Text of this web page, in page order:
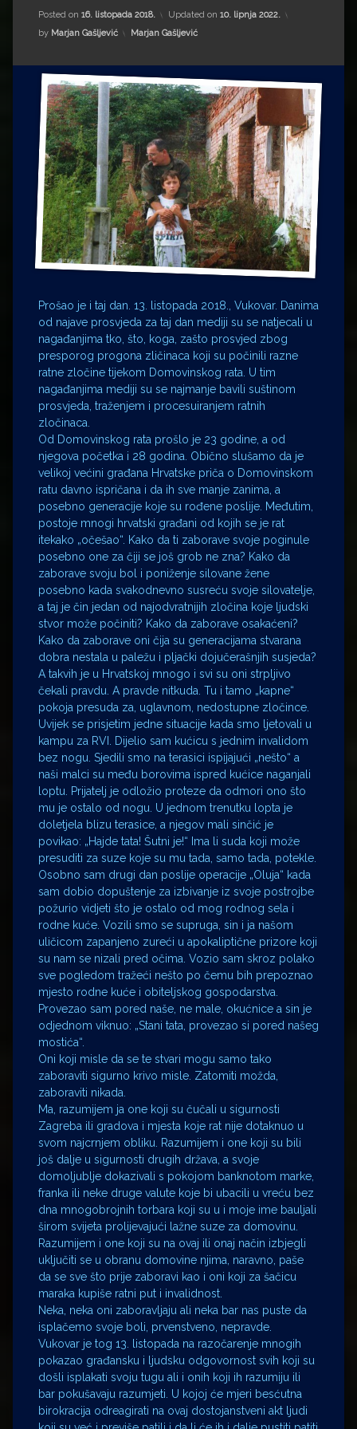
Drugi autori
Drugi autori
Matea Andrić
Ljiljana Lekanić-Kljaić
Željko Krznarić
Mario Lovreković
Miroslav Šantek
Posted on 16. listopada 2018. Updated on 10. lipnja 2022.
by Marjan Gašljević Kategorije:
Marjan Gašljević
Prošao je i taj dan. 13. listopada 2018., Vukovar. Danima
od najave prosvjeda za taj dan mediji su se natjecali u
nagađanjima tko, što, koga, zašto prosvjed zbog
presporog progona zličinaca koji su počinili razne
ratne zločine tijekom Domovinskog rata. U tim
nagađanjima mediji su se najmanje bavili suštinom
prosvjeda, traženjem i procesuiranjem ratnih
zločinaca.
Od Domovinskog rata prošlo je 23 godine, a od
njegova početka i 28 godina. Obično slušamo da je
velikoj većini građana Hrvatske priča o Domovinskom
ratu davno ispričana i da ih sve manje zanima, a
posebno generacije koje su rođene poslije. Međutim,
postoje mnogi hrvatski građani od kojih se je rat
itekako „očešao“. Kako da ti zaborave svoje poginule
posebno one za čiji se još grob ne zna? Kako da
zaborave svoju bol i poniženje silovane žene
posebno kada svakodnevno susreću svoje silovatelje,
a taj je čin jedan od najodvratnijih zločina koje ljudski
stvor može počiniti? Kako da zaborave osakaćeni?
Kako da zaborave oni čija su generacijama stvarana
dobra nestala u paležu i pljački dojučerašnjih susjeda?
A takvih je u Hrvatskoj mnogo i svi su oni strpljivo
čekali pravdu. A pravde nitkuda. Tu i tamo „kapne“
pokoja presuda za, uglavnom, nedostupne zločince.
Uvijek se prisjetim jedne situacije kada smo ljetovali u
kampu za RVI. Dijelio sam kućicu s jednim invalidom
bez nogu. Sjedili smo na terasici ispijajući „nešto“ a
naši malci su među borovima ispred kućice naganjali
loptu. Prijatelj je odložio proteze da odmori ono što
mu je ostalo od nogu. U jednom trenutku lopta je
doletjela blizu terasice, a njegov mali sinčić je
povikao: „Hajde tata! Šutni je!“ Ima li suda koji može
presuditi za suze koje su mu tada, samo tada, potekle.
Osobno sam drugi dan poslije operacije „Oluja“ kada
sam dobio dopuštenje za izbivanje iz svoje postrojbe
požurio vidjeti što je ostalo od mog rodnog sela i
rodne kuće. Vozili smo se supruga, sin i ja našom
uličicom zapanjeno zureći u apokaliptične prizore koji
su nam se nizali pred očima. Vozio sam skroz polako
sve pogledom tražeći nešto po čemu bih prepoznao
mjesto rodne kuće i obiteljskog gospodarstva.
Provezao sam pored naše, ne male, okućnice a sin je
odjednom viknuo: „Stani tata, provezao si pored našeg
mostića“.
Oni koji misle da se te stvari mogu samo tako
zaboraviti sigurno krivo misle. Zatomiti možda,
zaboraviti nikada.
Ma, razumijem ja one koji su čučali u sigurnosti
Zagreba ili gradova i mjesta koje rat nije dotaknuo u
svom najcrnjem obliku. Razumijem i one koji su bili
još dalje u sigurnosti drugih država, a svoje
domoljublje dokazivali s pokojom banknotom marke,
franka ili neke druge valute koje bi ubacili u vreću bez
dna mnogobrojnih torbara koji su u i moje ime bauljali
širom svijeta prolijevajući lažne suze za domovinu.
Razumijem i one koji su na ovaj ili onaj način izbjegli
uključiti se u obranu domovine njima, naravno, paše
da se sve što prije zaboravi kao i oni koji za šačicu
maraka kupiše ratni put i invalidnost.
Neka, neka oni zaboravljaju ali neka bar nas puste da
isplačemo svoje boli, prvenstveno, nepravde.
Vukovar je tog 13. listopada na razočarenje mnogih
pokazao građansku i ljudsku odgovornost svih koji su
došli isplakati svoju tugu ali i onih koji ih razumiju ili
bar pokušavaju razumjeti. U kojoj će mjeri besćutna
birokracija odreagirati na ovaj dostojanstveni akt ljudi